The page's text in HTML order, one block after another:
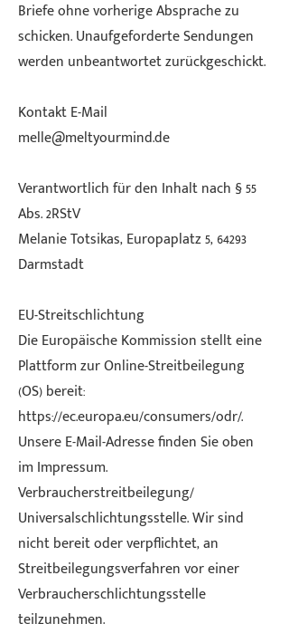
Briefe ohne vorherige Absprache zu
schicken. Unaufgeforderte Sendungen
werden unbeantwortet zurückgeschickt.
Kontakt E-Mail
melle@meltyourmind.de
Verantwortlich für den Inhalt nach § 55
Abs. 2RStV
Melanie Totsikas, Europaplatz 5, 64293
Darmstadt
EU-Streitschlichtung
Die Europäische Kommission stellt eine
Plattform zur Online-Streitbeilegung
(OS) bereit:
https://ec.europa.eu/consumers/odr/.
Unsere E-Mail-Adresse finden Sie oben
im Impressum.
Verbraucherstreitbeilegung/
Universalschlichtungsstelle. Wir sind
nicht bereit oder verpflichtet, an
Streitbeilegungsverfahren vor einer
Verbraucherschlichtungsstelle
teilzunehmen.